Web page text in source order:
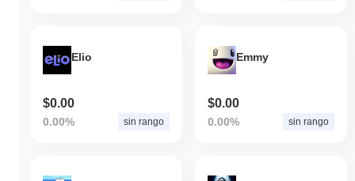
Elio
$0.00
0.00% sin rango
Emmy
$0.00
0.00% sin rango